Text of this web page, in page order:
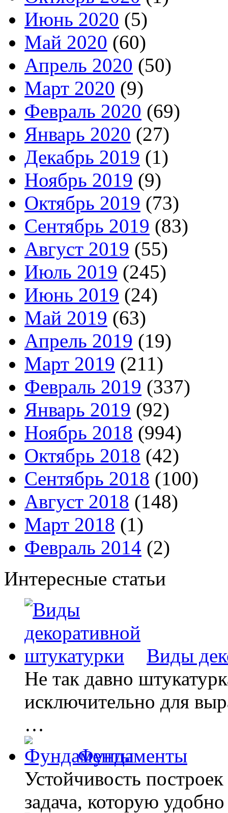
Июнь 2020 (5)
Май 2020 (60)
Апрель 2020 (50)
Март 2020 (9)
Февраль 2020 (69)
Январь 2020 (27)
Декабрь 2019 (1)
Ноябрь 2019 (9)
Октябрь 2019 (73)
Сентябрь 2019 (83)
Август 2019 (55)
Июль 2019 (245)
Июнь 2019 (24)
Май 2019 (63)
Апрель 2019 (19)
Март 2019 (211)
Февраль 2019 (337)
Январь 2019 (92)
Ноябрь 2018 (994)
Октябрь 2018 (42)
Сентябрь 2018 (100)
Август 2018 (148)
Март 2018 (1)
Февраль 2014 (2)
Интересные статьи
Виды
Не так давно
исключительно для
…
Фундаменты
Устойчивость
задача, которую